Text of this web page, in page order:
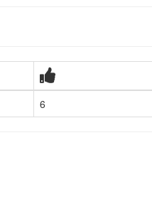
6